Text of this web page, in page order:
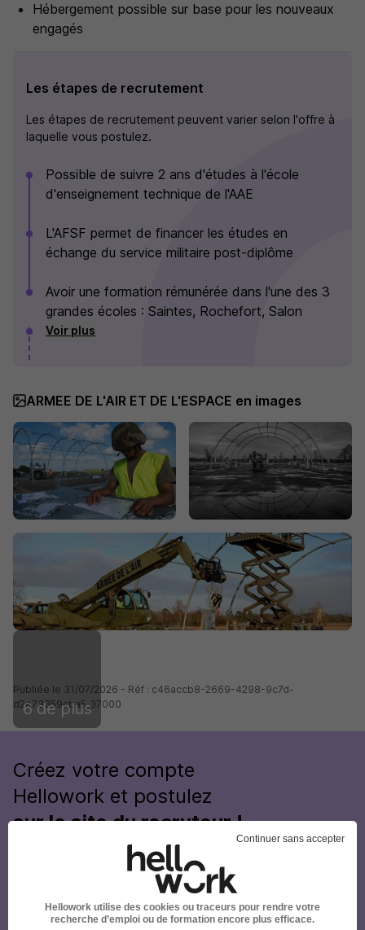
Hébergement possible sur base pour les nouveaux
engagés
Les étapes de recrutement
Les étapes de recrutement peuvent varier selon l'offre à
laquelle vous postulez.
Possible de suivre 2 ans d'études à l'école
d'enseignement technique de l'AAE
L'AFSF permet de financer les études en
échange du service militaire post-diplôme
Avoir une formation rémunérée dans l'une des 3
grandes écoles : Saintes, Rochefort, Salon
Voir plus
ARMEE DE L'AIR ET DE L'ESPACE en images
6 de plus
Publiée le 31/07/2026 - Réf : c46accb8-2669-4298-9c7d-
d2e73359cba5_37000
Créez votre compte
Hellowork et postulez
sur le site du recruteur !
Continuer sans accepter
Hellowork utilise des cookies ou traceurs pour rendre votre
recherche d’emploi ou de formation encore plus efficace.